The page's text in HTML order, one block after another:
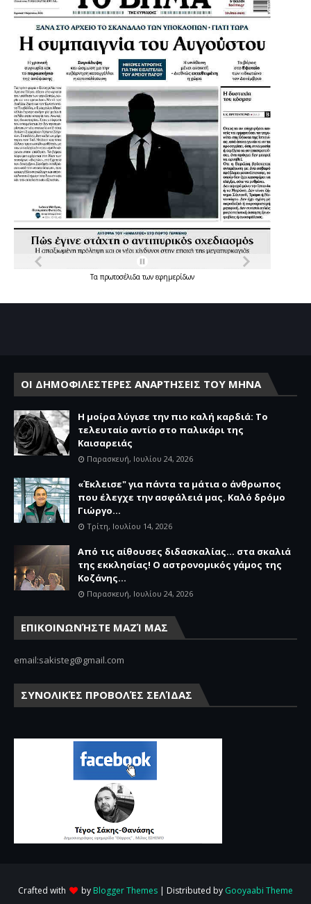
Τα πρωτοσέλιδατων εφημερίδων
ΟΙ ΔΗΜΟΦΙΛΕΣΤΕΡΕΣ ΑΝΑΡΤΗΣΕΙΣ ΤΟΥ ΜΗΝΑ
Η μοίρα λύγισε την πιο καλή καρδιά: Το
τελευταίο αντίο στο παλικάρι της
Καισαρειάς
Παρασκευή, Ιουλίου 24, 2026
«Έκλεισε" για πάντα τα μάτια ο άνθρωπος
που έλεγχε την ασφάλειά μας. Καλό δρόμο
Γιώργο...
Τρίτη, Ιουλίου 14, 2026
Από τις αίθουσες διδασκαλίας… στα σκαλιά
της εκκλησίας! Ο αστρονομικός γάμος της
Κοζάνης...
Παρασκευή, Ιουλίου 24, 2026
ΕΠΙΚΟΙΝΩΝΉΣΤΕ ΜΑΖΊ ΜΑΣ
email:sakisteg@gmail.com
ΣΥΝΟΛΙΚΈΣ ΠΡΟΒΟΛΈΣ ΣΕΛΊΔΑΣ
Crafted with by Blogger Themes | Distributed by Gooyaabi Theme